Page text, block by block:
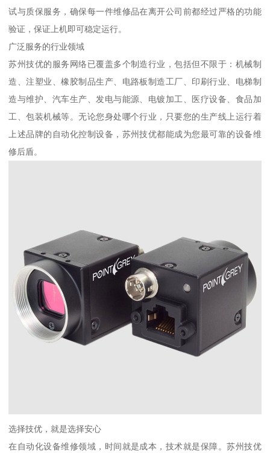
试与质保服务，确保每一件维修品在离开公司前都经过严格的功能
验证，保证上机即可稳定运行。
广泛服务的行业领域
苏州技优的服务网络已覆盖多个制造行业，包括但不限于：机械制
造、注塑业、橡胶制品生产、电路板制造工厂、印刷行业、电梯制
造与维护、汽车生产、发电与能源、电镀加工、医疗设备、食品加
工、包装机械等。无论您身处哪个行业，只要您的生产线上运行着
上述品牌的自动化控制设备，苏州技优都能成为您最可靠的设备维
修后盾。
选择技优，就是选择安心
在自动化设备维修领域，时间就是成本，技术就是保障。苏州技优